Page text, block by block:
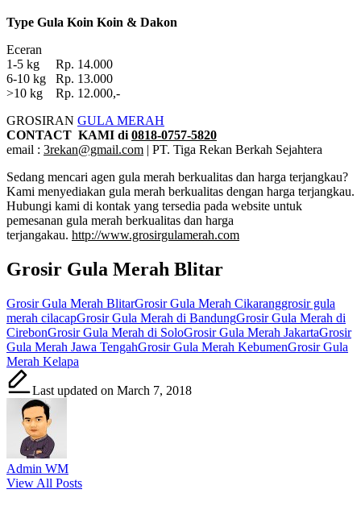
Type Gula Koin Koin & Dakon
Eceran
1-5 kg Rp. 14.000
6-10 kg Rp. 13.000
>10 kg Rp. 12.000,-
GROSIRAN GULA MERAH
CONTACT KAMI di 0818-0757-5820
email : 3rekan@gmail.com | PT. Tiga Rekan Berkah Sejahtera
Sedang mencari agen gula merah berkualitas dan harga terjangkau?
Kami menyediakan gula merah berkualitas dengan harga terjangkau.
Hubungi kami di kontak yang tersedia pada website untuk
pemesanan gula merah berkualitas dan harga
terjangakau. http://www.grosirgulamerah.com
Grosir Gula Merah Blitar
Tags:
Grosir Gula Merah BlitarGrosir Gula Merah Cikaranggrosir gula
merah cilacapGrosir Gula Merah di BandungGrosir Gula Merah di
CirebonGrosir Gula Merah di SoloGrosir Gula Merah JakartaGrosir
Gula Merah Jawa TengahGrosir Gula Merah KebumenGrosir Gula
Merah Kelapa
Last updated on March 7, 2018
Admin WM
View All Posts